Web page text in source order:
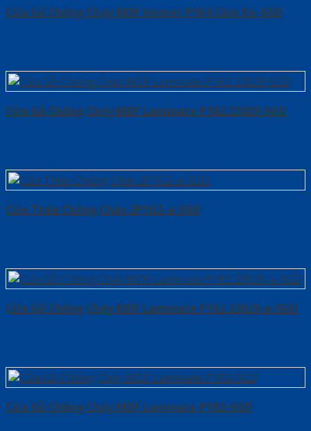
Cửa Gỗ Chống Cháy MDF Veneer P1R4 Căm Xe-SGD
Cửa Gỗ Chống Cháy MDF Laminate P1R2 23029-SGD
Cửa Thép Chống Cháy 2P1G2-a-SGD
Cửa Gỗ Chống Cháy MDF Laminate P1R2 23029-a-SGD
Cửa Gỗ Chống Cháy MDF Laminate P1R2-SGD